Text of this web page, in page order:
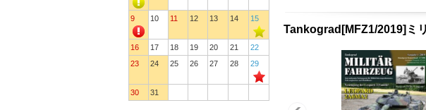
9 10 11 12 13 14 15
16 17 18 19 20 21
22
23
24 25 26 27 28 29
30 31
Tankograd[MFZ1/2019]ミ